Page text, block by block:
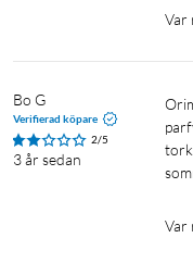
Var
Bo G
Verifierad köpare
2/5
3 år sedan
Orimligt dyr, toppar de mest exklusiva
Var